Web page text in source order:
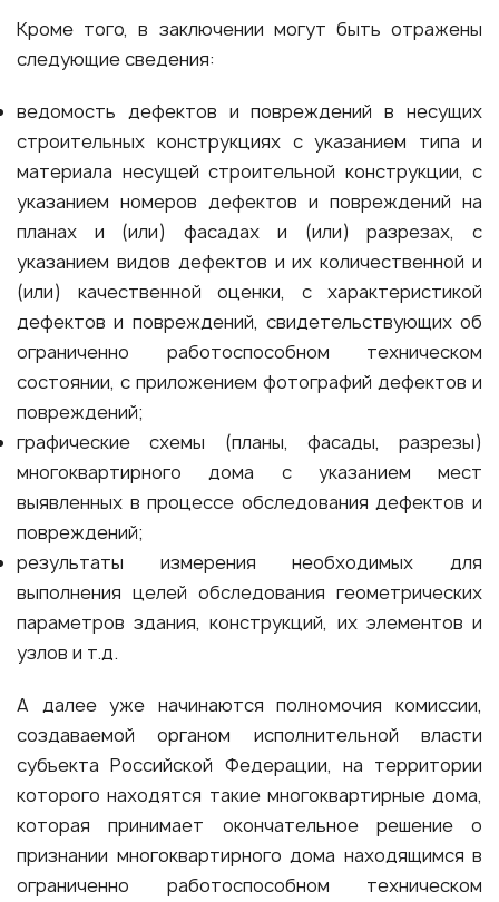
Кроме того, в заключении могут быть отражены
следующие сведения:
ведомость дефектов и повреждений в несущих
строительных конструкциях с указанием типа и
материала несущей строительной конструкции, с
указанием номеров дефектов и повреждений на
планах и (или) фасадах и (или) разрезах, с
указанием видов дефектов и их количественной и
(или) качественной оценки, с характеристикой
дефектов и повреждений, свидетельствующих об
ограниченно работоспособном техническом
состоянии, с приложением фотографий дефектов и
повреждений;
графические схемы (планы, фасады, разрезы)
многоквартирного дома с указанием мест
выявленных в процессе обследования дефектов и
повреждений;
результаты измерения необходимых для
выполнения целей обследования геометрических
параметров здания, конструкций, их элементов и
узлов и т.д.
А далее уже начинаются полномочия комиссии,
создаваемой органом исполнительной власти
субъекта Российской Федерации, на территории
которого находятся такие многоквартирные дома,
которая принимает окончательное решение о
признании многоквартирного дома находящимся в
ограниченно работоспособном техническом